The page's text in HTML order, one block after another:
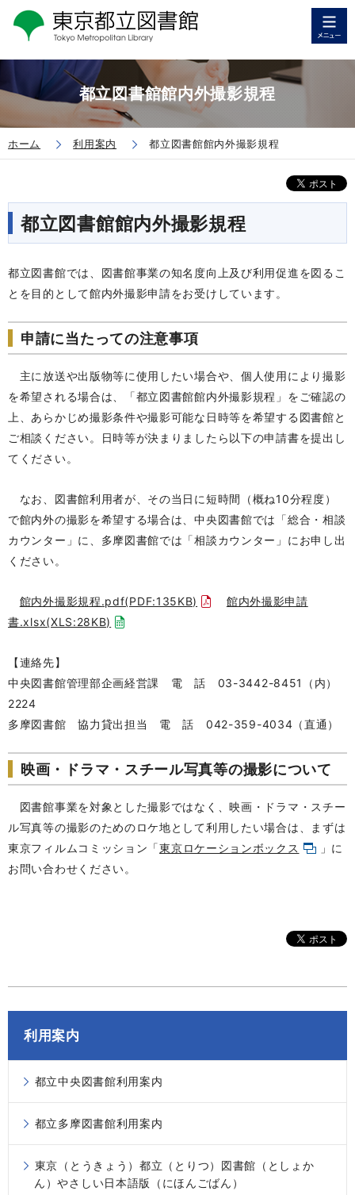
都立図書館館内外撮影規程
ホーム 利用案内 都立図書館館内外撮影規程
都立図書館館内外撮影規程
都立図書館では、図書館事業の知名度向上及び利用促進を図るこ
とを目的として館内外撮影申請をお受けしています。
申請に当たっての注意事項
主に放送や出版物等に使用したい場合や、個人使用により撮影
を希望される場合は、「都立図書館館内外撮影規程」をご確認の
上、あらかじめ撮影条件や撮影可能な日時等を希望する図書館と
ご相談ください。日時等が決まりましたら以下の申請書を提出し
てください。
なお、図書館利用者が、その当日に短時間（概ね10分程度）
で館内外の撮影を希望する場合は、中央図書館では「総合・相談
カウンター」に、多摩図書館では「相談カウンター」にお申し出
ください。
館内外撮影規程.pdf(PDF:135KB)
館内外撮影申請
書.xlsx(XLS:28KB)
【連絡先】
中央図書館管理部企画経営課 電 話 03-3442-8451（内）
2224
多摩図書館 協力貸出担当 電 話 042-359-4034（直通）
映画・ドラマ・スチール写真等の撮影について
図書館事業を対象とした撮影ではなく、映画・ドラマ・スチー
ル写真等の撮影のためのロケ地として利用したい場合は、まずは
東京フィルムコミッション「東京ロケーションボックス
」に
お問い合わせください。
利用案内
都立中央図書館利用案内
都立多摩図書館利用案内
東京（とうきょう）都立（とりつ）図書館（としょか
ん）やさしい日本語版（にほんごばん）